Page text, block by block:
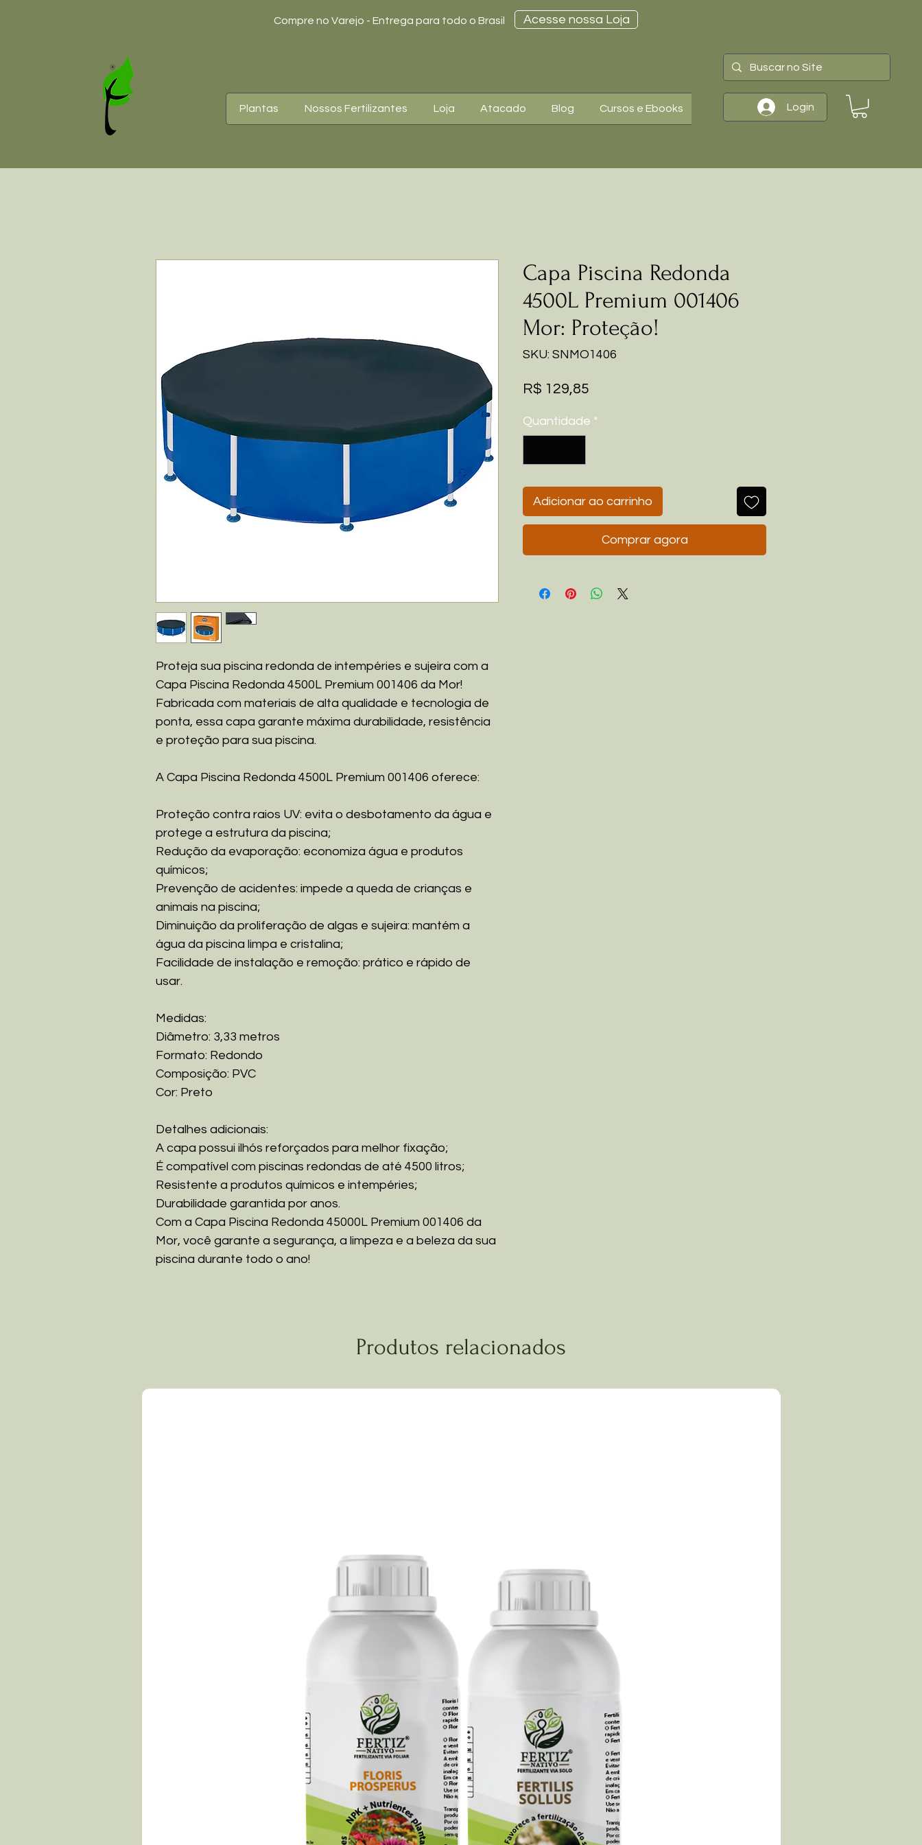
Compre no Varejo - Entrega para todo o Brasil Acesse nossa Loja
Plantas Nossos Fertilizantes Loja Atacado Blog Cursos e Ebooks Login
Proteja sua piscina redonda de intempéries e sujeira com a
Capa Piscina Redonda 4500L Premium 001406 da Mor!
Fabricada com materiais de alta qualidade e tecnologia de
ponta, essa capa garante máxima durabilidade, resistência
e proteção para sua piscina.
A Capa Piscina Redonda 4500L Premium 001406 oferece:
Proteção contra raios UV: evita o desbotamento da água e
protege a estrutura da piscina;
Redução da evaporação: economiza água e produtos
químicos;
Prevenção de acidentes: impede a queda de crianças e
animais na piscina;
Diminuição da proliferação de algas e sujeira: mantém a
água da piscina limpa e cristalina;
Facilidade de instalação e remoção: prático e rápido de
usar.
Medidas:
Diâmetro: 3,33 metros
Formato: Redondo
Composição: PVC
Cor: Preto
Detalhes adicionais:
A capa possui ilhós reforçados para melhor fixação;
É compatível com piscinas redondas de até 4500 litros;
Resistente a produtos químicos e intempéries;
Durabilidade garantida por anos.
Com a Capa Piscina Redonda 45000L Premium 001406 da
Mor, você garante a segurança, a limpeza e a beleza da sua
piscina durante todo o ano!
Capa Piscina Redonda
4500L Premium 001406
Mor: Proteção!
SKU: SNMO1406
R$ 129,85
Quantidade *
Adicionar ao carrinho
Comprar agora
Produtos relacionados